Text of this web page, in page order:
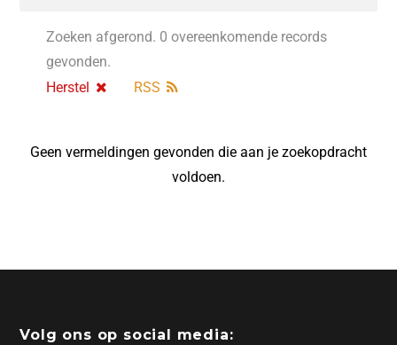
Zoeken afgerond. 0 overeenkomende records
gevonden.
Herstel
RSS
Geen vermeldingen gevonden die aan je zoekopdracht
voldoen.
Volg ons op social media: